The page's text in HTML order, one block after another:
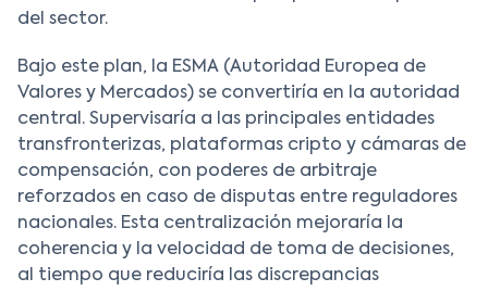
del sector.
Bajo este plan, la ESMA (Autoridad Europea de
Valores y Mercados) se convertiría en la autoridad
central. Supervisaría a las principales entidades
transfronterizas, plataformas cripto y cámaras de
compensación, con poderes de arbitraje
reforzados en caso de disputas entre reguladores
nacionales. Esta centralización mejoraría la
coherencia y la velocidad de toma de decisiones,
al tiempo que reduciría las discrepancias